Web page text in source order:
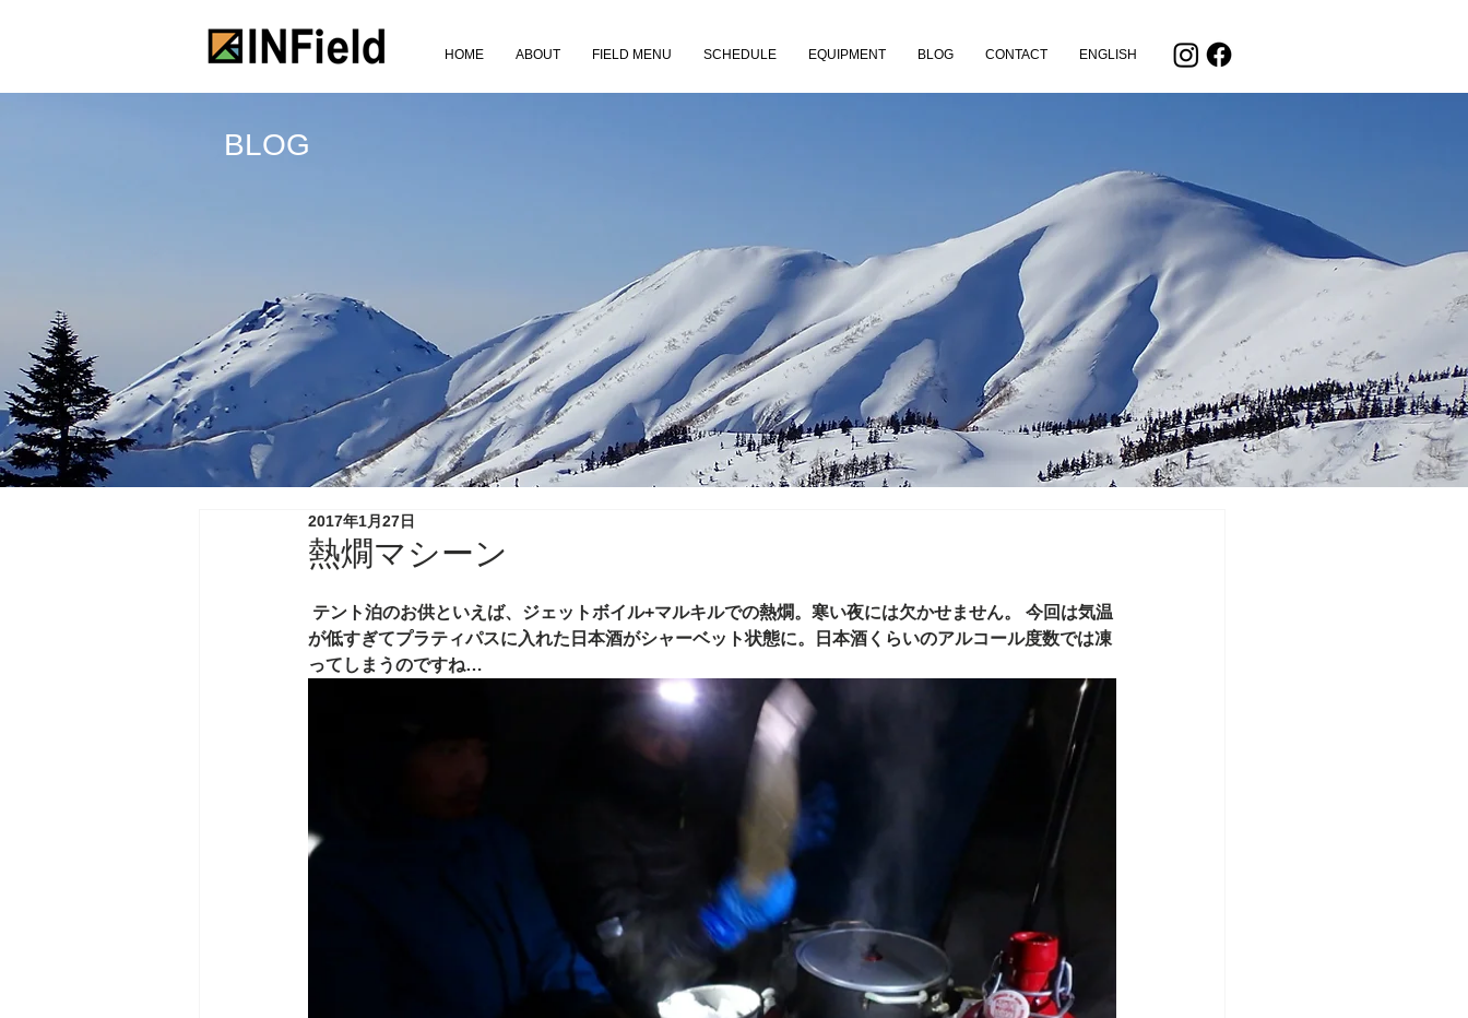
HOME ABOUT FIELD MENU SCHEDULE EQUIPMENT BLOG CONTACT ENGLISH
BLOG
熱燗マシーン
2017年1月27日
が低すぎてプラティパスに入れた日本酒がシャーベット状態に。日本酒くらいのアルコール度数では凍
ってしまうのですね…